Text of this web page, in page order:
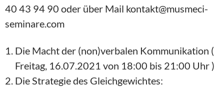
40 43 94 90 oder über Mail kontakt@musmeci-
seminare.com
Die Macht der (non)verbalen Kommunikation (
Freitag, 16.07.2021 von 18:00 bis 21:00 Uhr )
Die Strategie des Gleichgewichtes: